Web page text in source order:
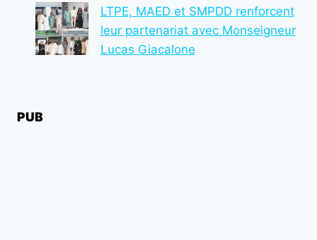
LTPE, MAED et SMPDD renforcent
leur partenariat avec Monseigneur
Lucas Giacalone
PUB